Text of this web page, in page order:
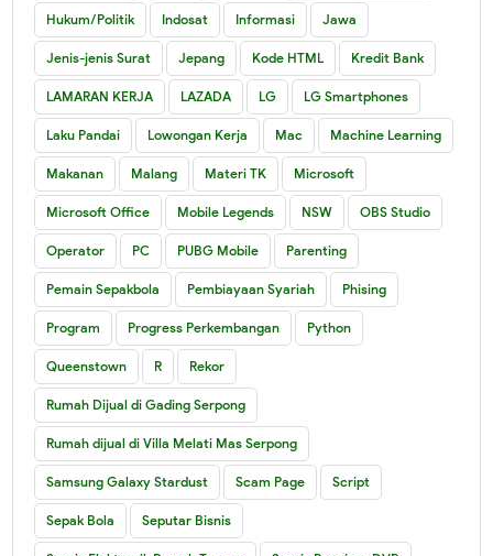
Hukum/Politik Indosat Informasi Jawa
Jenis-jenis Surat Jepang Kode HTML Kredit Bank
LAMARAN KERJA LAZADA LG LG Smartphones
Laku Pandai Lowongan Kerja Mac Machine Learning
Makanan Malang Materi TK Microsoft
Microsoft Office Mobile Legends NSW OBS Studio
Operator PC PUBG Mobile Parenting
Pemain Sepakbola Pembiayaan Syariah Phising
Program Progress Perkembangan Python
Queenstown R Rekor
Rumah Dijual di Gading Serpong
Rumah dijual di Villa Melati Mas Serpong
Samsung Galaxy Stardust Scam Page Script
Sepak Bola Seputar Bisnis